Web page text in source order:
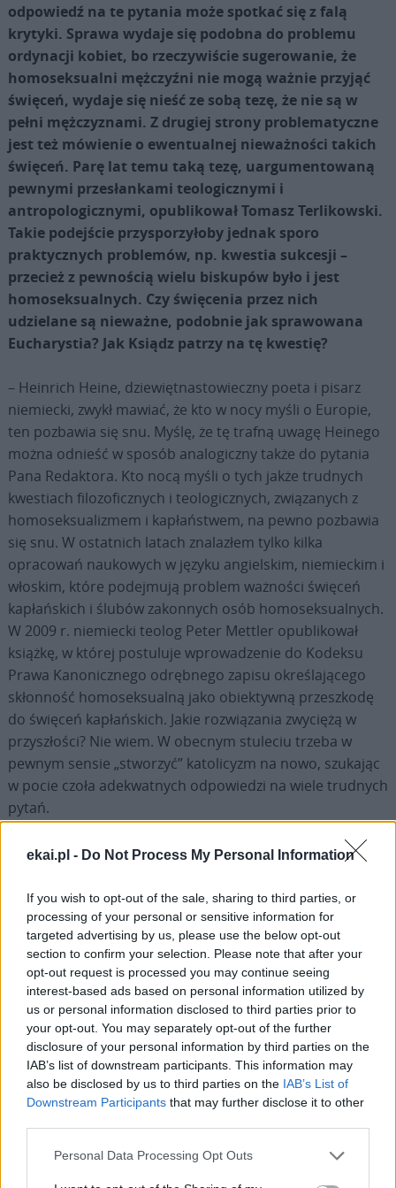
ekai.pl - Do Not Process My Personal Information
If you wish to opt-out of the sale, sharing to third parties, or
processing of your personal or sensitive information for
targeted advertising by us, please use the below opt-out
section to confirm your selection. Please note that after your
opt-out request is processed you may continue seeing
interest-based ads based on personal information utilized by
us or personal information disclosed to third parties prior to
your opt-out. You may separately opt-out of the further
disclosure of your personal information by third parties on the
IAB’s list of downstream participants. This information may
also be disclosed by us to third parties on the IAB’s List of
Downstream Participants that may further disclose it to other
Personal Data Processing Opt Outs
odpowiedź na te pytania może spotkać się z falą
krytyki. Sprawa wydaje się podobna do problemu
ordynacji kobiet, bo rzeczywiście sugerowanie, że
homoseksualni mężczyźni nie mogą ważnie przyjąć
święceń, wydaje się nieść ze sobą tezę, że nie są w
pełni mężczyznami. Z drugiej strony problematyczne
jest też mówienie o ewentualnej nieważności takich
święceń. Parę lat temu taką tezę, uargumentowaną
pewnymi przesłankami teologicznymi i
antropologicznymi, opublikował Tomasz Terlikowski.
Takie podejście przysporzyłoby jednak sporo
praktycznych problemów, np. kwestia sukcesji –
przecież z pewnością wielu biskupów było i jest
homoseksualnych. Czy święcenia przez nich
udzielane są nieważne, podobnie jak sprawowana
Eucharystia? Jak Ksiądz patrzy na tę kwestię?
– Heinrich Heine, dziewiętnastowieczny poeta i pisarz
niemiecki, zwykł mawiać, że kto w nocy myśli o Europie,
ten pozbawia się snu. Myślę, że tę trafną uwagę Heinego
można odnieść w sposób analogiczny także do pytania
Pana Redaktora. Kto nocą myśli o tych jakże trudnych
kwestiach filozoficznych i teologicznych, związanych z
homoseksualizmem i kapłaństwem, na pewno pozbawia
się snu. W ostatnich latach znalazłem tylko kilka
opracowań naukowych w języku angielskim, niemieckim i
włoskim, które podejmują problem ważności święceń
kapłańskich i ślubów zakonnych osób homoseksualnych.
W 2009 r. niemiecki teolog Peter Mettler opublikował
książkę, w której postuluje wprowadzenie do Kodeksu
Prawa Kanonicznego odrębnego zapisu określającego
skłonność homoseksualną jako obiektywną przeszkodę
do święceń kapłańskich. Jakie rozwiązania zwyciężą w
przyszłości? Nie wiem. W obecnym stuleciu trzeba w
pewnym sensie „stworzyć” katolicyzm na nowo, szukając
w pocie czoła adekwatnych odpowiedzi na wiele trudnych
pytań.
KAI: Dlaczego aż do 2005 r. nie było w Kościele
mężczyzn homoseksualnych? Nawet po wydanym
przez Piotra Damianiego na początku XI w. bardzo
ostrym „raporcie” o homoseksualizmie wśród księży
taki zakaz się nie pojawił…
– Opracowanie św. Piotra Damianiego pt. „Liber
Gomorrhianus” z 1049 r. ma charakter przełomowy,
ponieważ jest pierwszym opracowaniem w historii
chrześcijaństwa, które podejmuje expressis verbis
problem homoseksualizmu osób duchownych. Na
papieży, sobory czy synody – które potępiały akty
homoseksualne. Tego rodzaju oceny można znaleźć w